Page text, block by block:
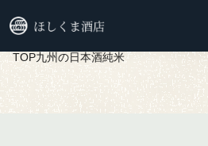
TOP九州の日本酒純米